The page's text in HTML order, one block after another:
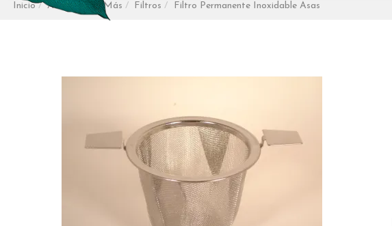
Inicio Accesorios y Más Filtros Filtro Permanente Inoxidable Asas